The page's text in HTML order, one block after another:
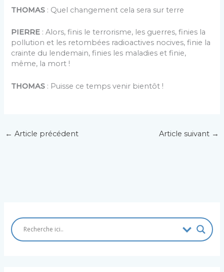
THOMAS : Quel changement cela sera sur terre
PIERRE : Alors, finis le terrorisme, les guerres, finies la
pollution et les retombées radioactives nocives, finie la
crainte du lendemain, finies les maladies et finie,
même, la mort !
THOMAS : Puisse ce temps venir bientôt !
← Article précédent Article suivant →